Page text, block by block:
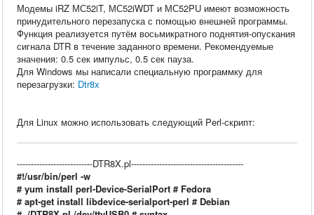
Модемы iRZ МС52iT, МС52iWDT и МС52PU имеют возможность
принудительного перезапуска с помощью внешней программы.
Функция реализуется путём восьмикратного поднятия-опускания
сигнала DTR в течение заданного времени. Рекомендуемые
значения: 0.5 сек импульс, 0.5 сек пауза.
Для Windows мы написали специальную программку для
перезагрузки: Dtr8x
Для Linux можно использовать следующий Perl-скрипт:
---------------------------DTR8X.pl----------------------------------------
#!/usr/bin/perl -w
# yum install perl-Device-SerialPort # Fedora
# apt-get install libdevice-serialport-perl # Debian